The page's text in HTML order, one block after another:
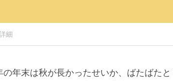
細
の年末は秋が長かったせいか、ばたばた